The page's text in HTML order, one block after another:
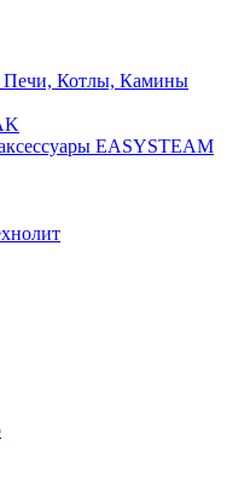
Печи, Котлы, Камины
EASYSTEAM